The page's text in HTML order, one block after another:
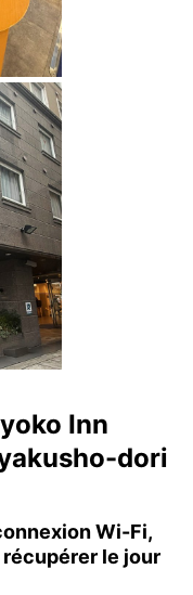
Inn
dori
Wi-Fi,
le jour